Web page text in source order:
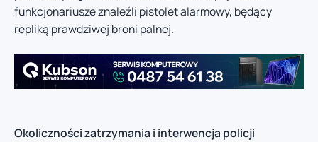
funkcjonariusze znaleźli pistolet alarmowy, będący
repliką prawdziwej broni palnej.
Okoliczności zatrzymania i interwencja policji